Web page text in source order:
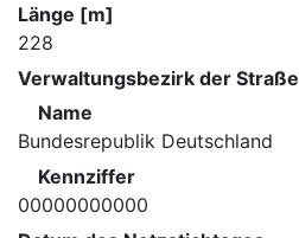
Länge [m]
228
Verwaltungsbezirk der Straße
Name
Bundesrepublik Deutschland
Kennziffer
00000000000